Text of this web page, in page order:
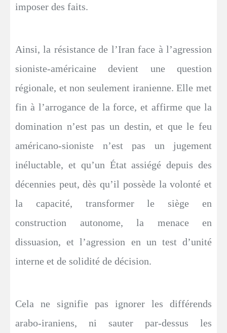
imposer des faits.
Ainsi, la résistance de l’Iran face à l’agression
sioniste-américaine devient une question
régionale, et non seulement iranienne. Elle met
fin à l’arrogance de la force, et affirme que la
domination n’est pas un destin, et que le feu
américano-sioniste n’est pas un jugement
inéluctable, et qu’un État assiégé depuis des
décennies peut, dès qu’il possède la volonté et
la capacité, transformer le siège en
construction autonome, la menace en
dissuasion, et l’agression en un test d’unité
interne et de solidité de décision.
Cela ne signifie pas ignorer les différends
arabo-iraniens, ni sauter par-dessus les